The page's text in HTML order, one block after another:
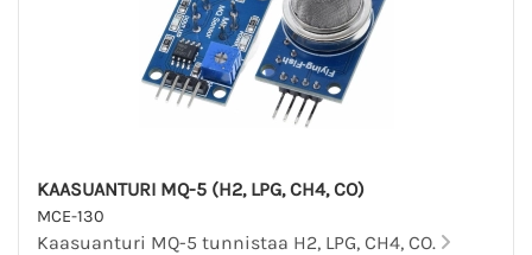
KAASUANTURI MQ-5 (H2, LPG, CH4, CO)
MCE-130
Kaasuanturi MQ-5 tunnistaa H2, LPG, CH4, CO.